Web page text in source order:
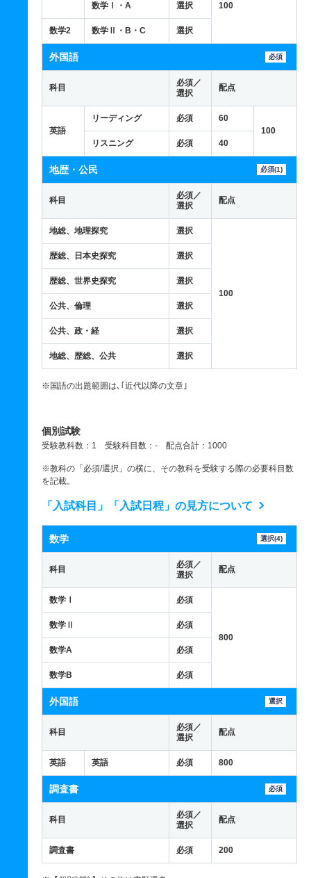
100
数学Ⅰ・A 選択
数学2 数学Ⅱ・B・C 選択
外国語 必須
科目
必須／
選択
配点
英語
リーディング 必須
60
100
リスニング
必須 40
地歴・公民 必須(1)
科目
必須／
選択
配点
地総、地理探究 選択
100
歴総、日本史探究 選択
歴総、世界史探究 選択
公共、倫理 選択
公共、政・経 選択
地総、歴総、公共 選択
※国語の出題範囲は､｢近代以降の文章｣
個別試験
受験教科数：1 受験科目数：- 配点合計：1000
※教科の「必須/選択」の横に、その教科を受験する際の必要科目数
を記載。
「入試科目」「入試日程」の見方について
数学 選択(4)
科目
必須／
選択
配点
数学Ⅰ 必須
800
数学Ⅱ 必須
数学A 必須
数学B 必須
外国語 選択
科目
必須／
選択
配点
英語 英語 必須 800
調査書 必須
科目
必須／
選択
配点
調査書 必須 200